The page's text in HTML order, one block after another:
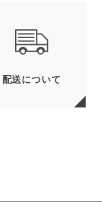
配送について